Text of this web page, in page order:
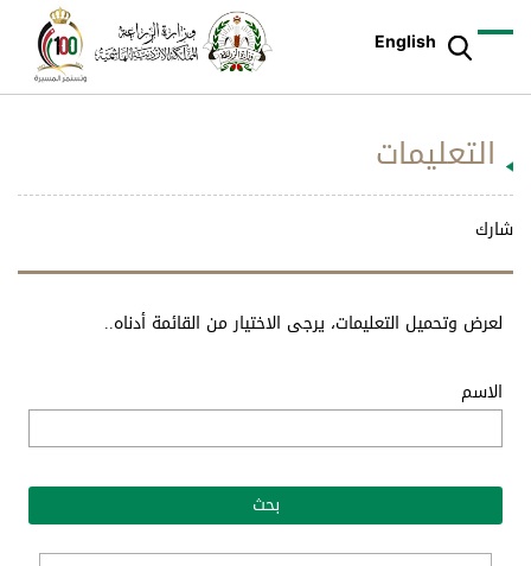
English
التعليمات
شارك
لعرض وتحميل التعليمات، يرجى الاختيار من القائمة أدناه..
الاسم